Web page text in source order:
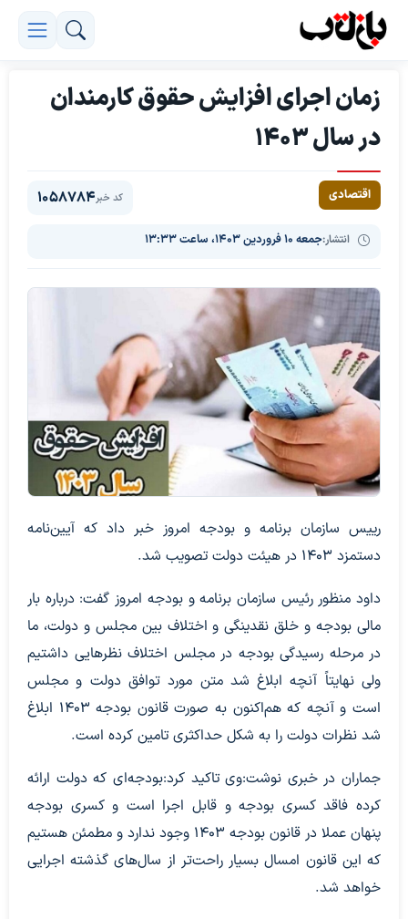
زمان اجرای افزایش حقوق کارمندان
در سال 1403
اقتصادی
انتشار:جمعه ۱۰ فروردین ۱۴۰۳، ساعت ۱۳:۳۳
کد خبر1058784
رییس سازمان برنامه و بودجه امروز خبر داد که آیین‌نامه
دستمزد ۱۴۰۳ در هیئت دولت تصویب شد.
داود منظور رئیس سازمان برنامه و بودجه امروز گفت: درباره بار
مالی بودجه و خلق نقدینگی و اختلاف بین مجلس و دولت، ما
در مرحله رسیدگی بودجه در مجلس اختلاف نظرهایی داشتیم
ولی نهایتاً آنچه ابلاغ شد متن مورد توافق دولت و مجلس
است و آنچه که هم‌اکنون به صورت قانون بودجه ۱۴۰۳ ابلاغ
شد نظرات دولت را به شکل حداکثری تامین کرده است.
جماران در خبری نوشت:وی تاکید کرد:بودجه‌ای که دولت ارائه
کرده فاقد کسری بودجه و قابل اجرا است و کسری بودجه
پنهان عملا در قانون بودجه ۱۴۰۳ وجود ندارد و مطمئن هستیم
که این قانون امسال بسیار راحت‌تر از سال‌های گذشته اجرایی
خواهد شد.